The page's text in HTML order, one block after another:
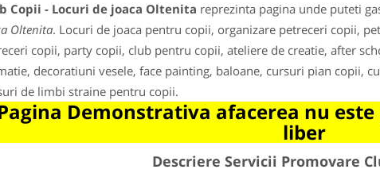
Copii - Locuri de joaca Oltenita reprezinta pagina unde puteti
Oltenita. Locuri de joaca pentru copii, organizare petreceri copii,
copii, party copii, club pentru copii, ateliere de creatie, after
decoratiuni vesele, face painting, baloane, cursuri pian copii,
de limbi straine pentru copii.
Demonstrativa afacerea nu
liber
Descriere Servicii Promovare